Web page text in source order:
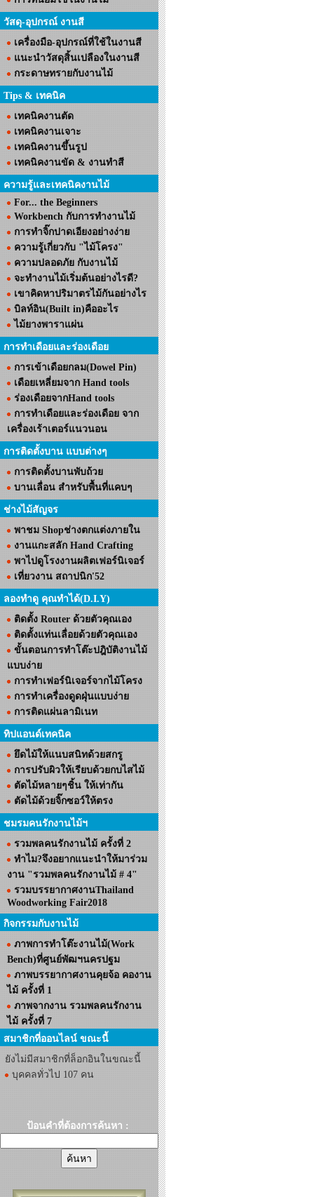
วัสดุ-อุปกรณ์ งานสี
เครื่องมือ-อุปกรณ์ที่ใช้ในงานสี
แนะนำวัสดุสิ้นเปลืองในงานสี
กระดาษทรายกับงานไม้
Tips & เทคนิค
เทคนิคงานตัด
เทคนิคงานเจาะ
เทคนิคงานขึ้นรูป
เทคนิคงานขัด & งานทำสี
ความรู้และเทคนิคงานไม้
For... the Beginners
Workbench กับการทำงานไม้
การทำจิ๊กปาดเอียงอย่างง่าย
ความรู้เกี่ยวกับ "ไม้โครง"
ความปลอดภัย กับงานไม้
จะทำงานไม้เริ่มต้นอย่างไรดี?
เขาคิดหาปริมาตรไม้กันอย่างไร
บิลท์อิน(Built in)คืออะไร
ไม้ยางพาราแผ่น
การทำเดือยและร่องเดือย
การเข้าเดือยกลม(Dowel Pin)
เดือยเหลี่ยมจาก Hand tools
ร่องเดือยจากHand tools
การทำเดือยและร่องเดือย จาก
เครื่องเร้าเตอร์แนวนอน
การติดตั้งบาน แบบต่างๆ
การติดตั้งบานพับถ้วย
บานเลื่อน สำหรับพื้นที่แคบๆ
ช่างไม้สัญจร
พาชม Shopช่างตกแต่งภายใน
งานแกะสลัก Hand Crafting
พาไปดูโรงงานผลิตเฟอร์นิเจอร์
เที่ยวงาน สถาปนิก'52
ลองทำดู คุณทำได้(D.I.Y)
ติดตั้ง Router ด้วยตัวคุณเอง
ติดตั้งแท่นเลื่อยด้วยตัวคุณเอง
ขั้นตอนการทำโต๊ะปฎิบัติงานไม้
แบบง่าย
การทำเฟอร์นิเจอร์จากไม้โครง
การทำเครื่องดูดฝุ่นแบบง่าย
การติดแผ่นลามิเนท
ทิปแอนด์เทคนิค
ยึดไม้ให้แนบสนิทด้วยสกรู
การปรับผิวให้เรียบด้วยกบไสไม้
ตัดไม้หลายๆชิ้น ให้เท่ากัน
ตัดไม้ด้วยจิ๊กซอว์ให้ตรง
ชมรมคนรักงานไม้ฯ
รวมพลคนรักงานไม้ ครั้งที่ 2
ทำไม?จึงอยากแนะนำให้มาร่วม
งาน "รวมพลคนรักงานไม้ # 4"
รวมบรรยากาศงานThailand
Woodworking Fair2018
กิจกรรมกับงานไม้
ภาพการทำโต๊ะงานไม้(Work
Bench)ที่ศูนย์พัฒฯนครปฐม
ภาพบรรยากาศงานคุยจ้อ คองาน
ไม้ ครั้งที่ 1
ภาพจากงาน รวมพลคนรักงาน
ไม้ ครั้งที่ 7
สมาชิกที่ออนไลน์ ขณะนี้
ยังไม่มีสมาชิกที่ล็อกอินในขณะนี้
บุคคลทั่วไป 107 คน
ป้อนคำที่ต้องการค้นหา :